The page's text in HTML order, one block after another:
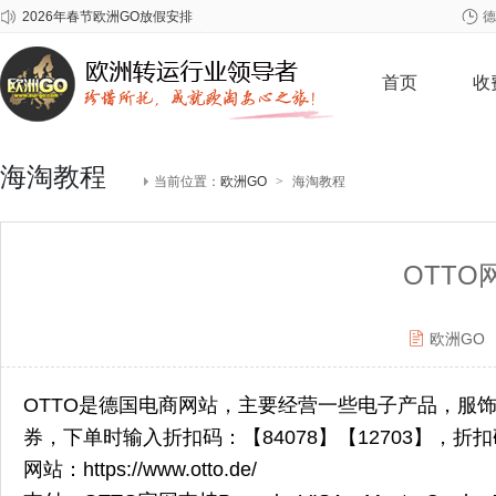
2026年春节欧洲GO放假安排
关于爱他美问题批次奶粉召回事宜
首页 收
海淘教程 当前位置： 欧洲GO > 海淘教程
OTTO
欧洲GO
OTTO是德国电商网站，主要经营一些电子产品，服
券，下单时输入折扣码：【84078】【12703】，折
网站：https://www.otto.de/